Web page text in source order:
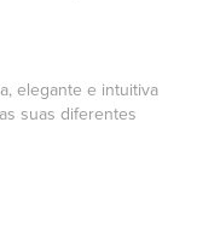
elegante e intuitiva
suas diferentes